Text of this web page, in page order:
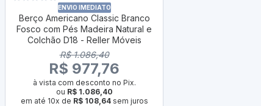
ENVIO IMEDIATO
Berço Americano Classic Branco
Fosco com Pés Madeira Natural e
Colchão D18 - Reller Móveis
R$ 1.086,40
R$ 977,76
à vista com desconto no Pix.
ou R$ 1.086,40
em até 10x de R$ 108,64sem juros